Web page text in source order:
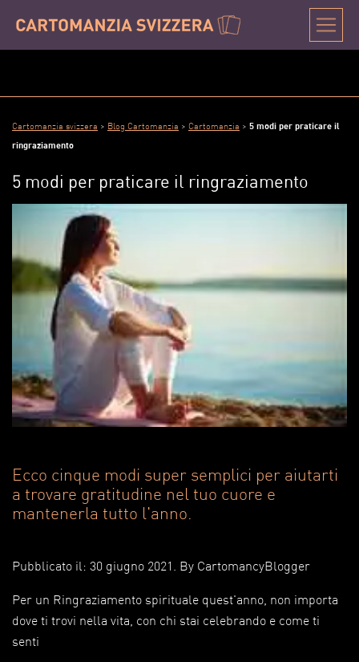
Cartomanzia svizzera > Blog Cartomanzia > Cartomanzia > 5 modi per praticare il
ringraziamento
5 modi per praticare il ringraziamento
Ecco cinque modi super semplici per aiutarti
a trovare gratitudine nel tuo cuore e
mantenerla tutto l'anno.
Pubblicato il: 30 giugno 2021 . By CartomancyBlogger
Per un Ringraziamento spirituale quest'anno, non importa
dove ti trovi nella vita, con chi stai celebrando e come ti
senti